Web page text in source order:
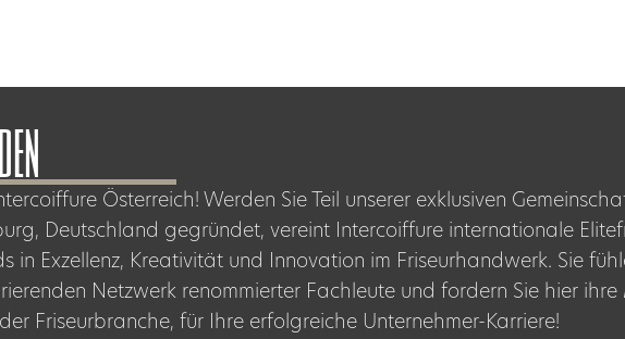
Österreich! Werden Sie Teil unserer exklusiven
Deutschland gegründet, vereint Intercoiffure internationale
in Exzellenz, Kreativität und Innovation im Friseurhandwerk. Sie
Netzwerk renommierter Fachleute und fordern Sie hier
Friseurbranche, für Ihre erfolgreiche Unternehmer-Karriere!